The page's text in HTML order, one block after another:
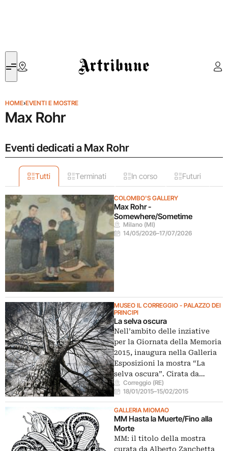
Artribune
HOME›EVENTI E MOSTRE
Max Rohr
Eventi dedicati a Max Rohr
Tutti Terminati In corso Futuri
COLOMBO'S GALLERY
Max Rohr -
Somewhere/Sometime
Milano (MI)
14/05/2026–17/07/2026
MUSEO IL CORREGGIO - PALAZZO DEI
PRINCIPI
La selva oscura
Nell’ambito delle inziative
per la Giornata della Memoria
2015, inaugura nella Galleria
Esposizioni la mostra “La
selva oscura”. Cirata da…
Correggio (RE)
18/01/2015–15/02/2015
GALLERIA MIOMAO
MM Hasta la Muerte/Fino alla
Morte
MM: il titolo della mostra
curata da Alberto Zanchetta